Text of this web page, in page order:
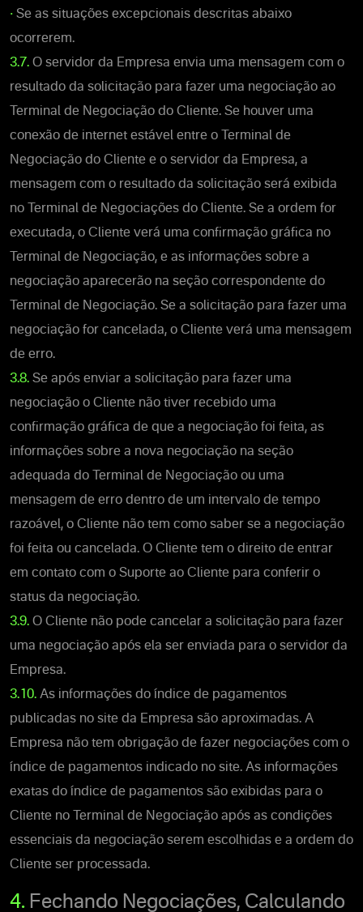
• Se as situações excepcionais descritas abaixo
ocorrerem.
3.7. O servidor da Empresa envia uma mensagem com o
resultado da solicitação para fazer uma negociação ao
Terminal de Negociação do Cliente. Se houver uma
conexão de internet estável entre o Terminal de
Negociação do Cliente e o servidor da Empresa, a
mensagem com o resultado da solicitação será exibida
no Terminal de Negociações do Cliente. Se a ordem for
executada, o Cliente verá uma confirmação gráfica no
Terminal de Negociação, e as informações sobre a
negociação aparecerão na seção correspondente do
Terminal de Negociação. Se a solicitação para fazer uma
negociação for cancelada, o Cliente verá uma mensagem
de erro.
3.8. Se após enviar a solicitação para fazer uma
negociação o Cliente não tiver recebido uma
confirmação gráfica de que a negociação foi feita, as
informações sobre a nova negociação na seção
adequada do Terminal de Negociação ou uma
mensagem de erro dentro de um intervalo de tempo
razoável, o Cliente não tem como saber se a negociação
foi feita ou cancelada. O Cliente tem o direito de entrar
em contato com o Suporte ao Cliente para conferir o
status da negociação.
3.9. O Cliente não pode cancelar a solicitação para fazer
uma negociação após ela ser enviada para o servidor da
Empresa.
3.10. As informações do índice de pagamentos
publicadas no site da Empresa são aproximadas. A
Empresa não tem obrigação de fazer negociações com o
índice de pagamentos indicado no site. As informações
exatas do índice de pagamentos são exibidas para o
Cliente no Terminal de Negociação após as condições
essenciais da negociação serem escolhidas e a ordem do
Cliente ser processada.
4. Fechando Negociações, Calculando